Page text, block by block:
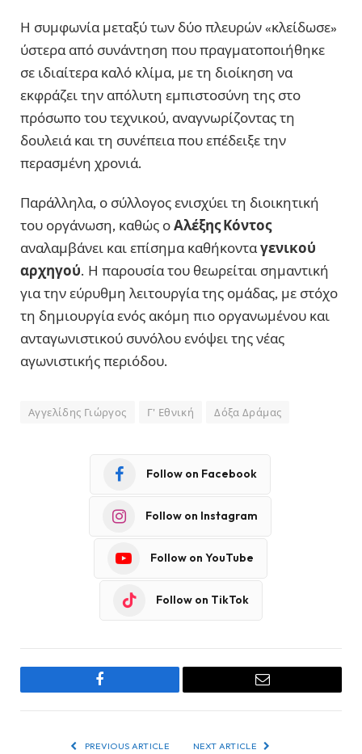
Η συμφωνία μεταξύ των δύο πλευρών «κλείδωσε»
ύστερα από συνάντηση που πραγματοποιήθηκε
σε ιδιαίτερα καλό κλίμα, με τη διοίκηση να
εκφράζει την απόλυτη εμπιστοσύνη της στο
πρόσωπο του τεχνικού, αναγνωρίζοντας τη
δουλειά και τη συνέπεια που επέδειξε την
περασμένη χρονιά.
Παράλληλα, ο σύλλογος ενισχύει τη διοικητική
του οργάνωση, καθώς οΑλέξης Κόντος
αναλαμβάνει και επίσημα καθήκονταγενικού
αρχηγού. Η παρουσία του θεωρείται σημαντική
για την εύρυθμη λειτουργία της ομάδας, με στόχο
τη δημιουργία ενός ακόμη πιο οργανωμένου και
ανταγωνιστικού συνόλου ενόψει της νέας
αγωνιστικής περιόδου.
Αγγελίδης Γιώργος Γ' Εθνική Δόξα Δράμας
Follow on Facebook
Follow on Instagram
Follow on YouTube
Follow on TikTok
Facebook Email
PREVIOUS ARTICLE NEXT ARTICLE